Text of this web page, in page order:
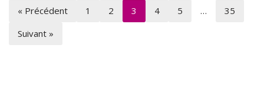
« Précédent 1 2 3 4 5 …
35
Suivant »